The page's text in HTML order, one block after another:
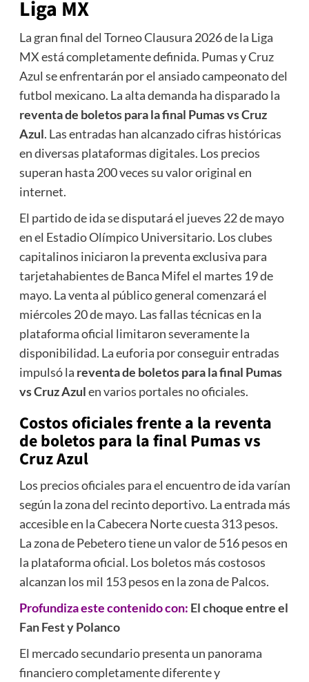
Liga MX
La gran final del Torneo Clausura 2026 de la Liga
MX está completamente definida. Pumas y Cruz
Azul se enfrentarán por el ansiado campeonato del
futbol mexicano. La alta demanda ha disparado la
reventa de boletos para la final Pumas vs Cruz
Azul. Las entradas han alcanzado cifras históricas
en diversas plataformas digitales. Los precios
superan hasta 200 veces su valor original en
internet.
El partido de ida se disputará el jueves 22 de mayo
en el Estadio Olímpico Universitario. Los clubes
capitalinos iniciaron la preventa exclusiva para
tarjetahabientes de Banca Mifel el martes 19 de
mayo. La venta al público general comenzará el
miércoles 20 de mayo. Las fallas técnicas en la
plataforma oficial limitaron severamente la
disponibilidad. La euforia por conseguir entradas
impulsó la reventa de boletos para la final Pumas
vs Cruz Azulen varios portales no oficiales.
Costos oficiales frente a la reventa
de boletos para la final Pumas vs
Cruz Azul
Los precios oficiales para el encuentro de ida varían
según la zona del recinto deportivo. La entrada más
accesible en la Cabecera Norte cuesta 313 pesos.
La zona de Pebetero tiene un valor de 516 pesos en
la plataforma oficial. Los boletos más costosos
alcanzan los mil 153 pesos en la zona de Palcos.
Profundiza este contenido con: El choque entre el
Fan Fest y Polanco
El mercado secundario presenta un panorama
financiero completamente diferente y